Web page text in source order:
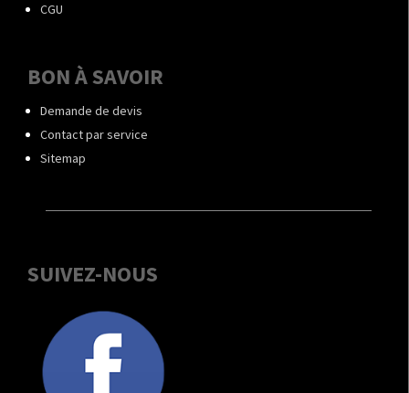
CGU
BON À SAVOIR
Demande de devis
Contact par service
Sitemap
SUIVEZ-NOUS